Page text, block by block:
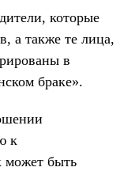
которые
а также те лица,
в
браке».
к
может быть